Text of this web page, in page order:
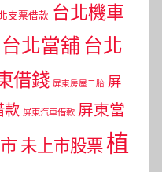
支票借款 台北機車
台北當舖 台北
借錢 屏東房屋二胎 屏
款 屏東汽車借款 屏東當
未上市股票植